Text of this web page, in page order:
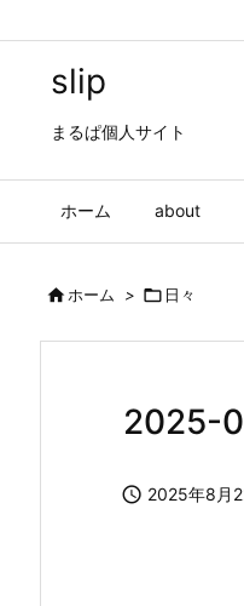
slip
まるぱ個人サイト
ホーム about
ホーム >  日々
2025-
 2025年8月